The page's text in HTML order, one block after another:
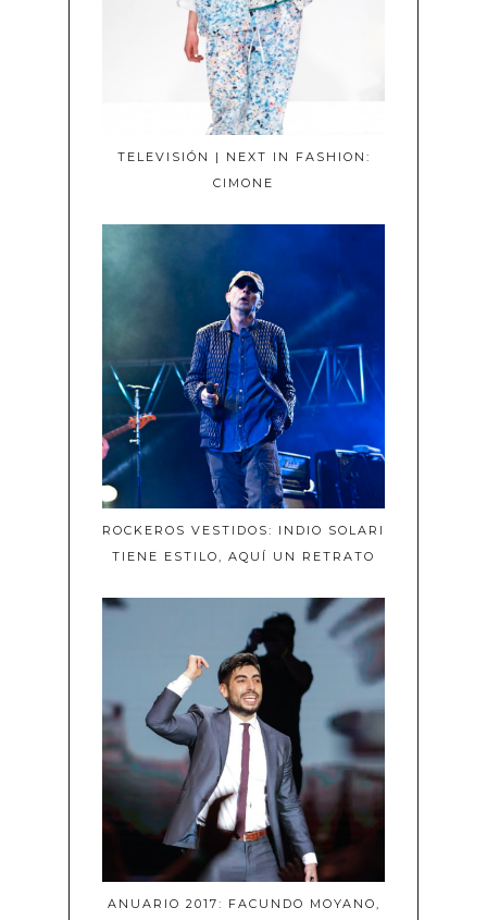
TELEVISIÓN | NEXT IN FASHION:
CIMONE
ROCKEROS VESTIDOS: INDIO SOLARI
TIENE ESTILO, AQUÍ UN RETRATO
ANUARIO 2017: FACUNDO MOYANO,